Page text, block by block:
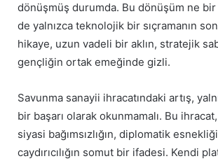
dönüşmüş durumda. Bu dönüşüm ne
de yalnızca teknolojik bir sıçramanın
hikaye, uzun vadeli bir aklın, stratejik
gençliğin ortak emeğinde gizli.
Savunma sanayii ihracatındaki artış,
bir başarı olarak okunmamalı. Bu
siyasi bağımsızlığın, diplomatik
caydırıcılığın somut bir ifadesi. Kendi